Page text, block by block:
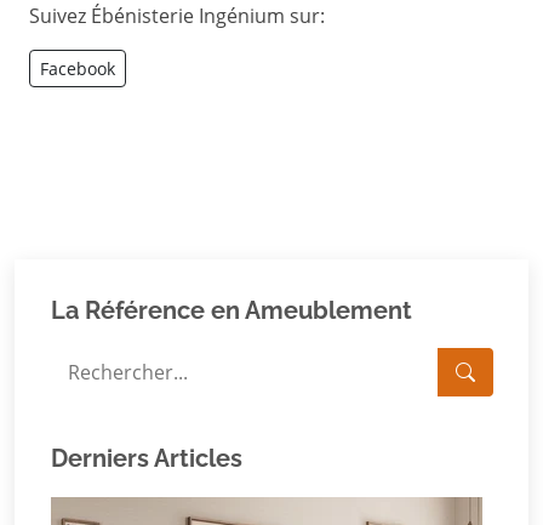
Suivez Ébénisterie Ingénium sur:
Facebook
La Référence en Ameublement
Derniers Articles